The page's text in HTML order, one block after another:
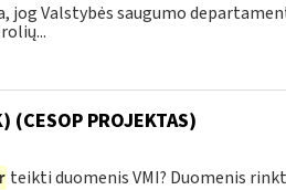
jog Valstybės saugumo
(CESOP PROJEKTAS)
teikti duomenis VMI? Duomenis